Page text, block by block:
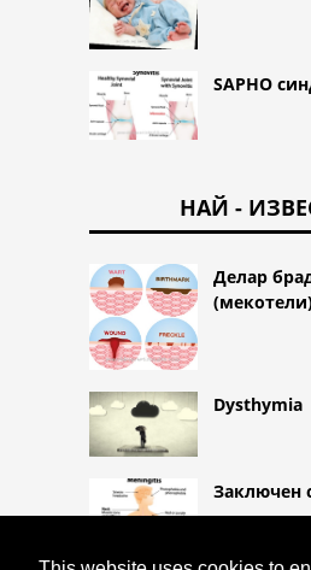
SAPHO
НАЙ -
Делар
Dysthymia
Заключен